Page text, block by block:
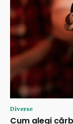
Diverse
Cum alegi